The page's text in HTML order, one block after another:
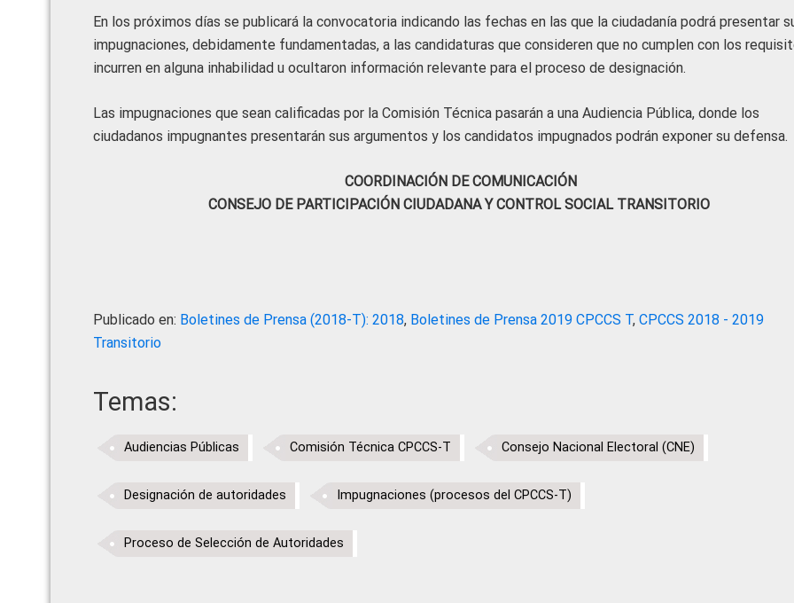
En los próximos días se publicará la convocatoria indicando las fechas en las que la ciudadanía podrá presentar
impugnaciones, debidamente fundamentadas, a las candidaturas que consideren que no cumplen con los
incurren en alguna inhabilidad u ocultaron información relevante para el proceso de designación.
Las impugnaciones que sean calificadas por la Comisión Técnica pasarán a una Audiencia Pública, donde los
ciudadanos impugnantes presentarán sus argumentos y los candidatos impugnados podrán exponer su defensa.
COORDINACIÓN DE COMUNICACIÓN
CONSEJO DE PARTICIPACIÓN CIUDADANA Y CONTROL SOCIAL TRANSITORIO
Publicado en: Boletines de Prensa (2018-T): 2018, Boletines de Prensa 2019 CPCCS T, CPCCS 2018 - 2019
Transitorio
Temas:
Audiencias Públicas Comisión Técnica CPCCS-T Consejo Nacional Electoral (CNE)
Designación de autoridades Impugnaciones (procesos del CPCCS-T)
Proceso de Selección de Autoridades